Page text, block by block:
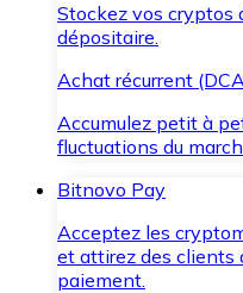
Stockez vos cryptos
dépositaire.
Achat récurrent
Accumulez petit à
fluctuations du
Bitnovo Pay
Acceptez les
et attirez des clients
paiement.